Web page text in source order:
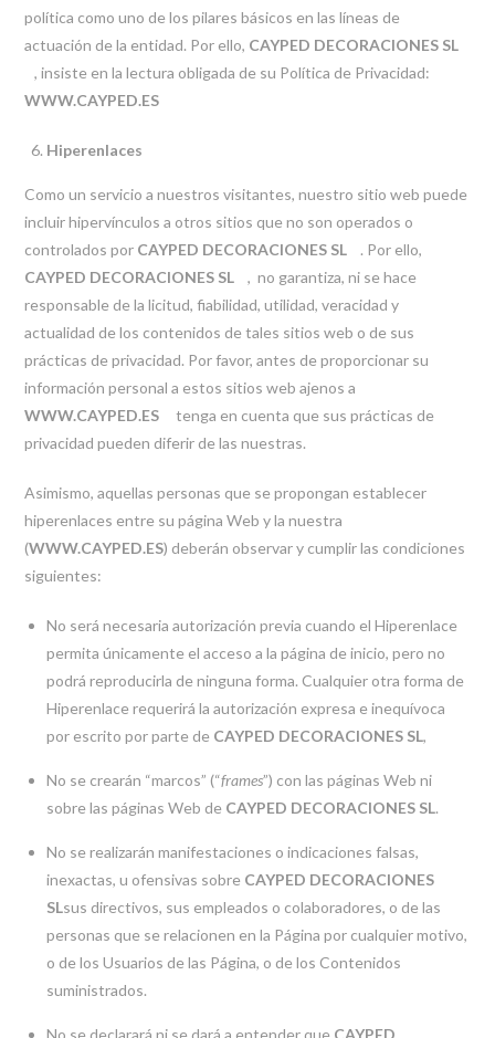
política como uno de los pilares básicos en las líneas de
actuación de la entidad. Por ello, CAYPED DECORACIONES SL
, insiste en la lectura obligada de su Política de Privacidad:
WWW.CAYPED.ES
Hiperenlaces
Como un servicio a nuestros visitantes, nuestro sitio web puede
incluir hipervínculos a otros sitios que no son operados o
controlados por CAYPED DECORACIONES SL
. Por ello,
CAYPED DECORACIONES SL
, no garantiza, ni se hace
responsable de la licitud, fiabilidad, utilidad, veracidad y
actualidad de los contenidos de tales sitios web o de sus
prácticas de privacidad. Por favor, antes de proporcionar su
información personal a estos sitios web ajenos a
WWW.CAYPED.ES tenga en cuenta que sus prácticas de
privacidad pueden diferir de las nuestras.
Asimismo, aquellas personas que se propongan establecer
hiperenlaces entre su página Web y la nuestra
(WWW.CAYPED.ES) deberán observar y cumplir las condiciones
siguientes:
No será necesaria autorización previa cuando el Hiperenlace
permita únicamente el acceso a la página de inicio, pero no
podrá reproducirla de ninguna forma. Cualquier otra forma de
Hiperenlace requerirá la autorización expresa e inequívoca
por escrito por parte de CAYPED DECORACIONES SL,
No se crearán “marcos” (“frames”) con las páginas Web ni
sobre las páginas Web de CAYPED DECORACIONES SL.
No se realizarán manifestaciones o indicaciones falsas,
inexactas, u ofensivas sobre CAYPED DECORACIONES
SLsus directivos, sus empleados o colaboradores, o de las
personas que se relacionen en la Página por cualquier motivo,
o de los Usuarios de las Página, o de los Contenidos
suministrados.
No se declarará ni se dará a entender que CAYPED